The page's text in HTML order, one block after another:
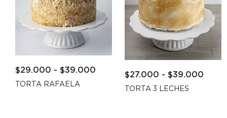
$29.000 - $39.000
TORTA RAFAELA
$27.000 - $39.000
TORTA 3 LECHES